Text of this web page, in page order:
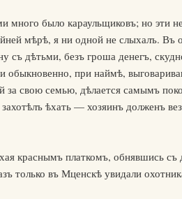
было караульщиковъ; но эти
мѣрѣ, я ни одной не слыхалъ. Въ
дѣтьми, безъ гроша денегъ,
при наймѣ,
свою семью, дѣлается самымъ
ѣхать — хозяинъ долженъ
краснымъ платкомъ, обнявшись
только въ Мценскѣ увидали